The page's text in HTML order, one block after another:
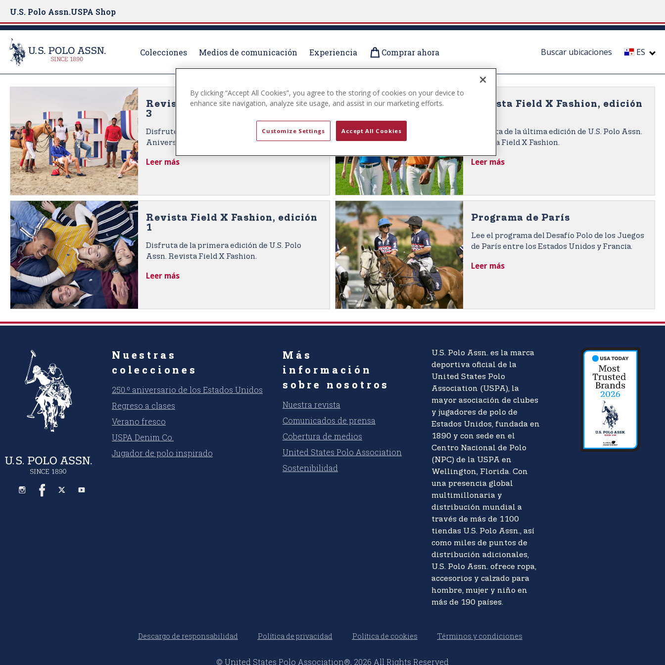
U.S. Polo Assn.USPA Shop
Colecciones Medios de comunicación Experiencia Comprar ahora Buscar ubicaciones ES
Revista Field X Fashion, edición
3
Disfrute de la Edición Especial del 135.º
Aniversario de la revista U.S. Polo Assn. Field X
Fashion, número 3.
Leer más
Revista Field X Fashion, edición
Disfruta de la última edición de U.S. Polo Assn.
Revista Field X Fashion.
Leer más
Revista Field X Fashion, edición
1
Disfruta de la primera edición de U.S. Polo
Assn. Revista Field X Fashion.
Leer más
Programa de París
Lee el programa del Desafío Polo de los Juegos
de París entre los Estados Unidos y Francia.
Leer más
Nuestras
colecciones
250.º aniversario de los Estados Unidos
Regreso a clases
Verano fresco
USPA Denim Co.
Jugador de polo inspirado
Más
información
sobre nosotros
Nuestra revista
Comunicados de prensa
Cobertura de medios
United States Polo Association
Sostenibilidad
U.S. Polo Assn. es la marca
deportiva oficial de la
United States Polo
Association (USPA), la
mayor asociación de clubes
y jugadores de polo de
Estados Unidos, fundada en
1890 y con sede en el
Centro Nacional de Polo
(NPC) de la USPA en
Wellington, Florida. Con
una presencia global
multimillonaria y
distribución mundial a
través de más de 1100
tiendas U.S. Polo Assn., así
como miles de puntos de
distribución adicionales,
U.S. Polo Assn. ofrece ropa,
accesorios y calzado para
hombre, mujer y niño en
más de 190 países.
Descargo de responsabilidad Política de privacidad Política de cookies Términos y condiciones
© United States Polo Association®, 2026 All Rights Reserved
By clicking “Accept All Cookies”, you agree to the storing of cookies on your device to
enhance site navigation, analyze site usage, and assist in our marketing efforts.
Customize Settings Accept All Cookies